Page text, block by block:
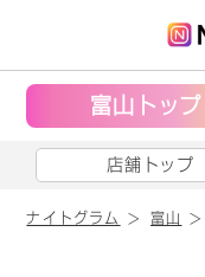
富山トップ
店舗トップ
ナイトグラム 富山